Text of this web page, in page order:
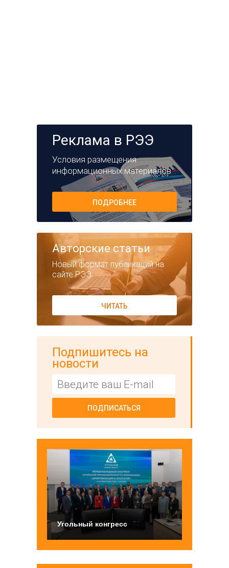
Реклама в РЭЭ
Условия размещения
информационных материалов
ПОДРОБНЕЕ
Авторские статьи
Новый формат публикаций на
сайте РЭЭ
ЧИТАТЬ
Подпишитесь на
новости
ПОДПИСАТЬСЯ
Угольный конгресс